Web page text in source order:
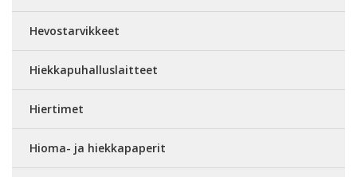
Hevostarvikkeet
Hiekkapuhalluslaitteet
Hiertimet
Hioma- ja hiekkapaperit